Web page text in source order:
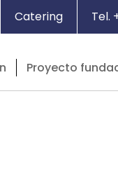
Catering Tel.
Proyecto